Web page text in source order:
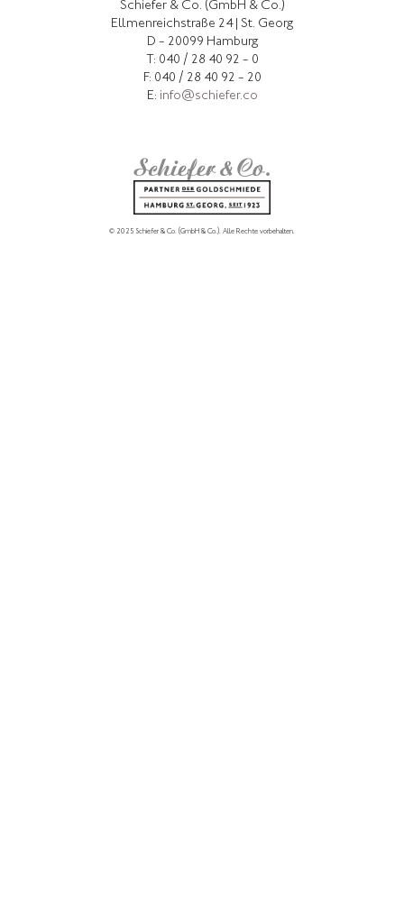
Schiefer & Co. (GmbH & Co.)
Ellmenreichstraße 24 | St. Georg
D - 20099 Hamburg
T: 040 / 28 40 92 - 0
F: 040 / 28 40 92 - 20
E: info@schiefer.co
© 2025 Schiefer & Co. (GmbH & Co.). Alle Rechte vorbehalten.